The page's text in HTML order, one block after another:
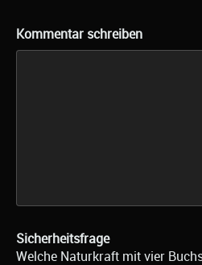
Kommentar schreiben
Sicherheitsfrage
Welche Naturkraft mit vier